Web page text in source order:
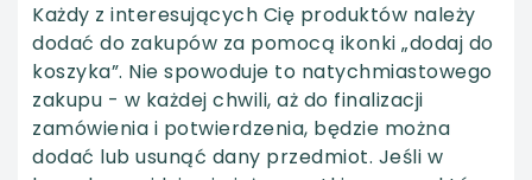
Każdy z interesujących Cię produktów należy
dodać do zakupów za pomocą ikonki „dodaj do
koszyka”. Nie spowoduje to natychmiastowego
zakupu - w każdej chwili, aż do finalizacji
zamówienia i potwierdzenia, będzie można
dodać lub usunąć dany przedmiot. Jeśli w